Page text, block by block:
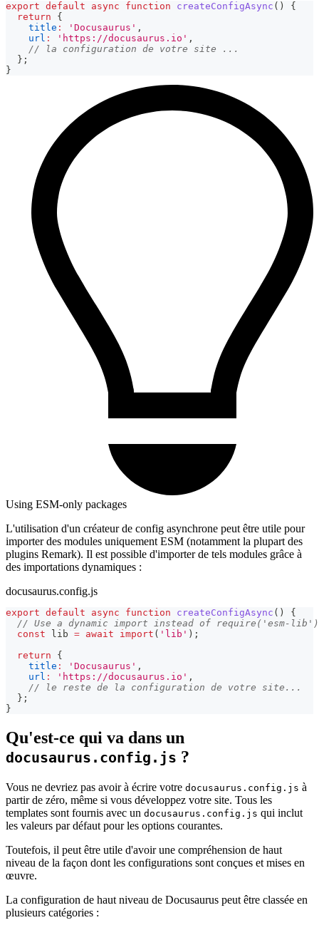
export default async function createConfigAsync ( )
{
return
{
title : 'Docusaurus' ,
url : 'https://docusaurus.io' ,
// la configuration de votre site ...
} ;
}
Using ESM-only packages
L'utilisation d'un créateur de config asynchrone peut être utile pour
importer des modules uniquement ESM (notamment la plupart des
plugins Remark). Il est possible d'importer de tels modules grâce à
des importations dynamiques :
docusaurus.config.js
export default async function createConfigAsync ( )
{
// Use a dynamic import instead of require('esm-lib')
const lib = await import ( 'lib' ) ;
return
{
title : 'Docusaurus' ,
url : 'https://docusaurus.io' ,
// le reste de la configuration de votre site...
} ;
}
Qu'est-ce qui va dans un
docusaurus.config.js ?
Vous ne devriez pas avoir à écrire votre docusaurus.config.js à
partir de zéro, même si vous développez votre site. Tous les
templates sont fournis avec un docusaurus.config.js qui inclut
les valeurs par défaut pour les options courantes.
Toutefois, il peut être utile d'avoir une compréhension de haut
niveau de la façon dont les configurations sont conçues et mises en
œuvre.
La configuration de haut niveau de Docusaurus peut être classée en
plusieurs catégories :